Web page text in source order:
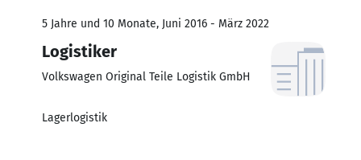
5 Jahre und 10 Monate, Juni 2016 - März 2022
Logistiker
Volkswagen Original Teile Logistik GmbH
Lagerlogistik